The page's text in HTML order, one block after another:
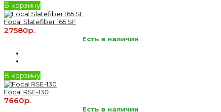
В корзину
Focal Slatefiber 165 SF
27580р.
Есть в наличии
В корзину
Focal RSE-130
7660р.
Есть в наличии